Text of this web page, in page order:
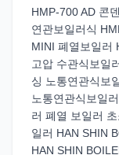
HMP-700 AD 콘
연관보일러식
MINI 폐열보일러
고압 수관식보일
싱 노통연관식보
노통연관식보일
러 폐열 보일러
일러 HAN SHIN
HAN SHIN